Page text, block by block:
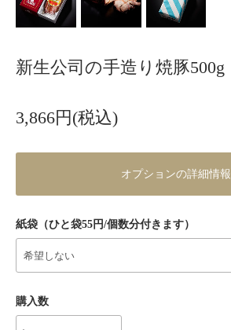
新生公司の手造り焼豚500g
3,866円(税込)
オプションの詳細情報
紙袋（ひと袋55円/個数分付きます）
購入数